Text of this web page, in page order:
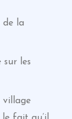
de la
les
village